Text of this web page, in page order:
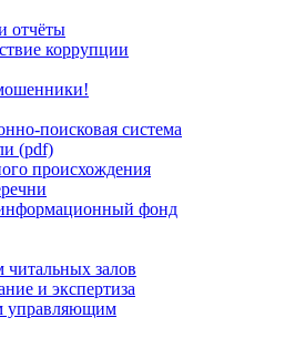
отчёты
коррупции
поисковая система
(pdf)
происхождения
фонд
читальных залов
и экспертиза
управляющим